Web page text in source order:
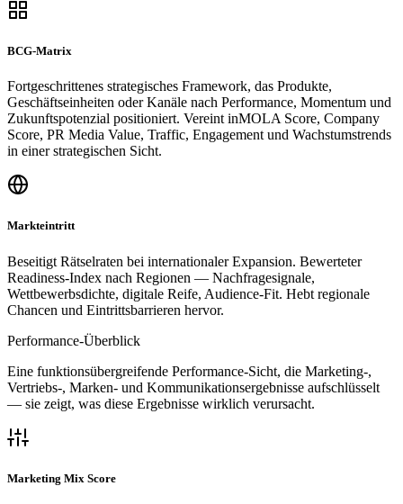
BCG-Matrix
Fortgeschrittenes strategisches Framework, das Produkte,
Geschäftseinheiten oder Kanäle nach Performance, Momentum und
Zukunftspotenzial positioniert. Vereint inMOLA Score, Company
Score, PR Media Value, Traffic, Engagement und Wachstumstrends
in einer strategischen Sicht.
Markteintritt
Beseitigt Rätselraten bei internationaler Expansion. Bewerteter
Readiness-Index nach Regionen — Nachfragesignale,
Wettbewerbsdichte, digitale Reife, Audience-Fit. Hebt regionale
Chancen und Eintrittsbarrieren hervor.
Performance-Überblick
Eine funktionsübergreifende Performance-Sicht, die Marketing-,
Vertriebs-, Marken- und Kommunikationsergebnisse aufschlüsselt
— sie zeigt, was diese Ergebnisse wirklich verursacht.
Marketing Mix Score